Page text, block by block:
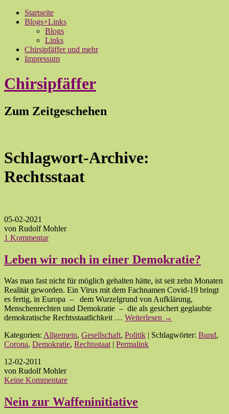
Startseite
Blogs+Links
Blogs
Links
Chirsipfäffer und mehr
Impressum
Chirsipfäffer
Zum Zeitgeschehen
Schlagwort-Archive:
Rechtsstaat
05-02-2021
von Rudolf Mohler
1 Kommentar
Leben wir noch in einer Demokratie?
Was man fast nicht für möglich gehalten hätte, ist seit zehn Monaten
Realität geworden. Ein Virus mit dem Fachnamen Covid-19 bringt
es fertig, in Europa – dem Wurzelgrund von Aufklärung,
Menschenrechten und Demokratie – die als gesichert geglaubte
demokratische Rechtsstaatlichkeit … Weiterlesen →
Kategorien: Allgemein, Gesellschaft, Politik | Schlagwörter: Bund,
Corona, Demokratie, Rechtsstaat| Permalink
12-02-2011
von Rudolf Mohler
Keine Kommentare
Nein zur Waffeninitiative